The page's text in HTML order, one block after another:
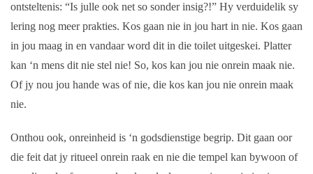
ontsteltenis: “Is julle ook net so sonder insig?!” Hy verduidelik sy
lering nog meer prakties. Kos gaan nie in jou hart in nie. Kos gaan
in jou maag in en vandaar word dit in die toilet uitgeskei. Platter
kan ‘n mens dit nie stel nie! So, kos kan jou nie onrein maak nie.
Of jy nou jou hande was of nie, die kos kan jou nie onrein maak
nie.
Onthou ook, onreinheid is ‘n godsdienstige begrip. Dit gaan oor
die feit dat jy ritueel onrein raak en nie die tempel kan bywoon of